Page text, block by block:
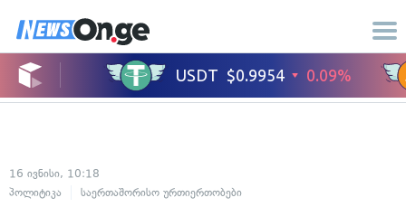
16 ივნისი, 10:18
პოლიტიკა
საერთაშორისო ურთიერთობები